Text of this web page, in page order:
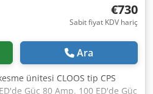
€730
Sabit fiyat KDV hariç
Ara
ünitesi CLOOS tip CPS
Güç 80 Amp. 100 ED'de Güç